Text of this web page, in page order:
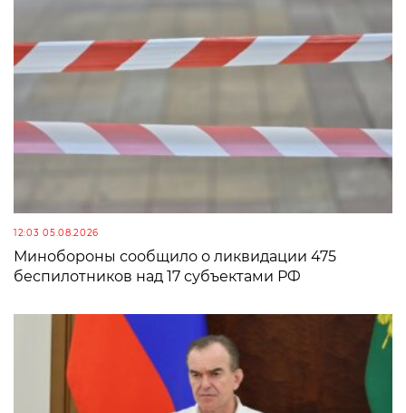
12:03 05.08.2026
Минобороны сообщило о ликвидации 475
беспилотников над 17 субъектами РФ